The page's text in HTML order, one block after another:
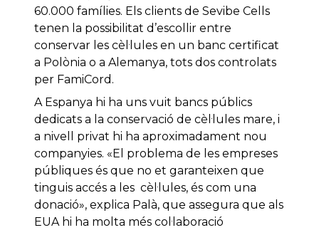
60.000 famílies. Els clients de Sevibe Cells
tenen la possibilitat d’escollir entre
conservar les cèl·lules en un banc certificat
a Polònia o a Alemanya, tots dos controlats
per FamiCord.
A Espanya hi ha uns vuit bancs públics
dedicats a la conservació de cèl·lules mare, i
a nivell privat hi ha aproximadament nou
companyies. «El problema de les empreses
públiques és que no et garanteixen que
tinguis accés a les cèl·lules, és com una
donació», explica Palà, que assegura que als
EUA hi ha molta més col·laboració